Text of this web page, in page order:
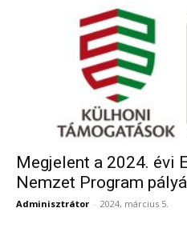
Megjelent a 2024. évi
Nemzet Program
Adminisztrátor - 2024, március 5.